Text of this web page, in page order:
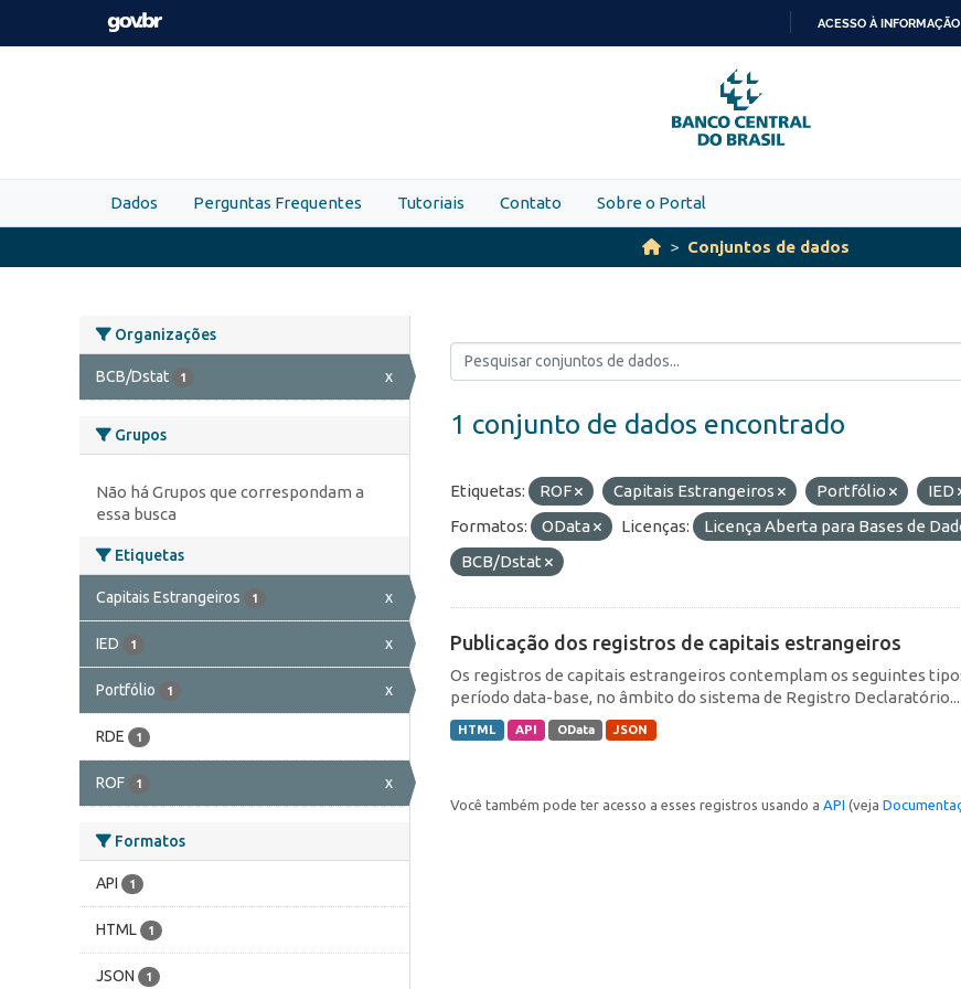
Skip to main content
PARA
O
CONTEÚDO
ACESSO À INFORMAÇÃO
Dados Perguntas Frequentes Tutoriais Contato Sobre o Portal
Conjuntos de dados
Organizações
BCB/Dstat 1 x
Grupos
Não há Grupos que correspondam a
essa busca
Etiquetas
Capitais Estrangeiros 1 x
IED 1 x
Portfólio 1 x
RDE 1
ROF 1 x
Formatos
API 1
HTML 1
JSON 1
1 conjunto de dados encontrado
Etiquetas: ROF Capitais Estrangeiros Portfólio
IED
Formatos:
OData Licenças: Licença Aberta para Bases de
BCB/Dstat
Publicação dos registros de capitais estrangeiros
Os registros de capitais estrangeiros contemplam os seguintes
período data-base, no âmbito do sistema de Registro Declaratório...
HTML API OData JSON
Você também pode ter acesso a esses registros usando a API (veja